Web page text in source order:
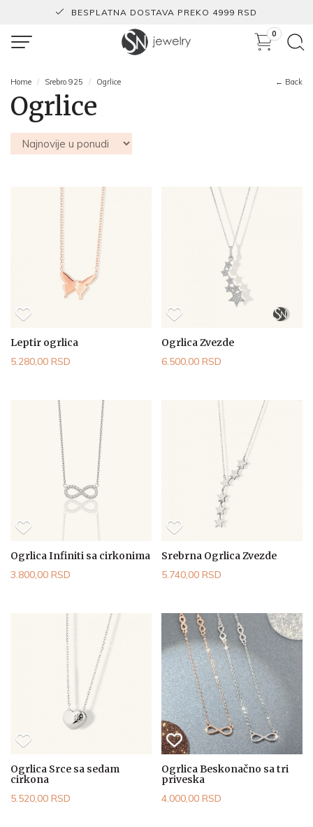
BESPLATNA DOSTAVA PREKO 4999 RSD
0
Home Srebro 925 Ogrlice ← Back
Ogrlice
Leptir ogrlica
5.280,00 RSD
Ogrlica Zvezde
6.500,00 RSD
Ogrlica Infiniti sa cirkonima
3.800,00 RSD
Srebrna Ogrlica Zvezde
5.740,00 RSD
Ogrlica Srce sa sedam
cirkona
5.520,00 RSD
Ogrlica Beskonačno sa tri
priveska
4.000,00 RSD